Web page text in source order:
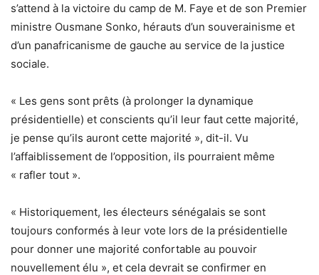
s’attend à la victoire du camp de M. Faye et de son Premier
ministre Ousmane Sonko, hérauts d’un souverainisme et
d’un panafricanisme de gauche au service de la justice
sociale.
« Les gens sont prêts (à prolonger la dynamique
présidentielle) et conscients qu’il leur faut cette majorité,
je pense qu’ils auront cette majorité », dit-il. Vu
l’affaiblissement de l’opposition, ils pourraient même
« rafler tout ».
« Historiquement, les électeurs sénégalais se sont
toujours conformés à leur vote lors de la présidentielle
pour donner une majorité confortable au pouvoir
nouvellement élu », et cela devrait se confirmer en